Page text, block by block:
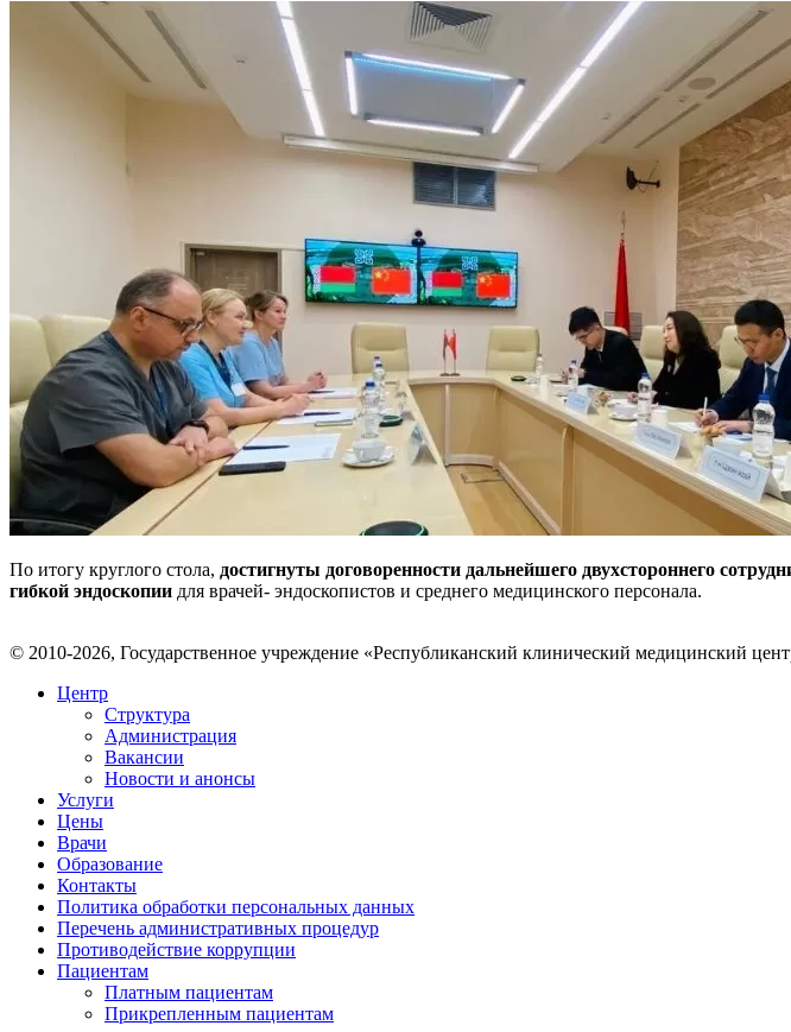
По итогу круглого стола, достигнуты договоренности дальнейшего двухстороннего
гибкой эндоскопии для врачей- эндоскопистов и среднего медицинского персонала.
© 2010-2026, Государственное учреждение «Республиканский клинический медицинский
Центр
Структура
Администрация
Вакансии
Новости и анонсы
Услуги
Цены
Врачи
Образование
Контакты
Политика обработки персональных данных
Перечень административных процедур
Противодействие коррупции
Пациентам
Платным пациентам
Прикрепленным пациентам